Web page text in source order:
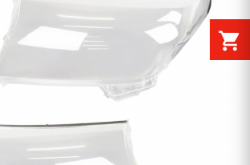
shopping_cart